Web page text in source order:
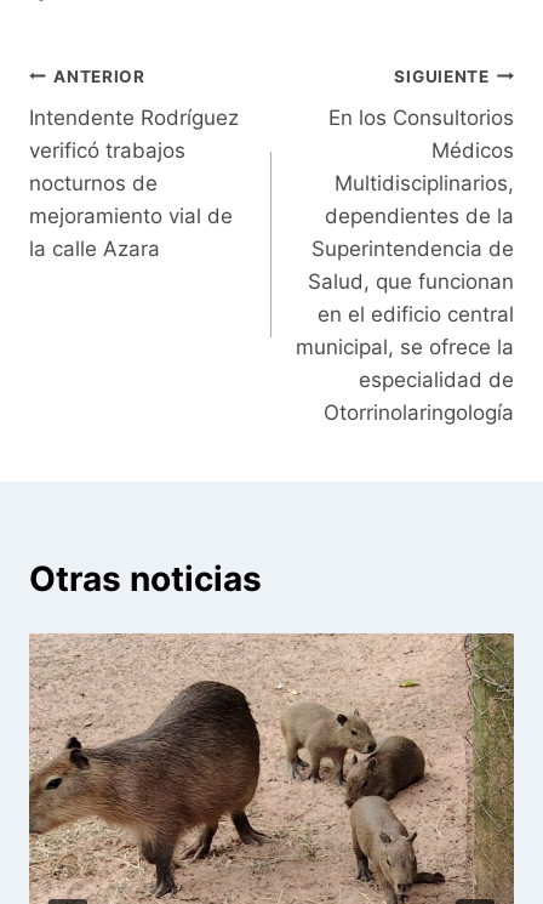
Navegación
de
entradas
ANTERIOR
Intendente Rodríguez
verificó trabajos
nocturnos de
mejoramiento vial de
la calle Azara
SIGUIENTE
En los Consultorios
Médicos
Multidisciplinarios,
dependientes de la
Superintendencia de
Salud, que funcionan
en el edificio central
municipal, se ofrece la
especialidad de
Otorrinolaringología
Otras noticias